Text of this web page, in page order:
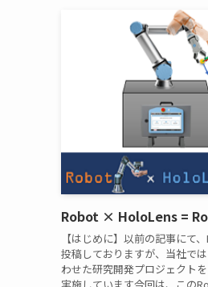
Robot × HoloLens =
【はじめに】以前の記事にて
投稿しておりますが、当社で
わせた研究開発プロジェクト